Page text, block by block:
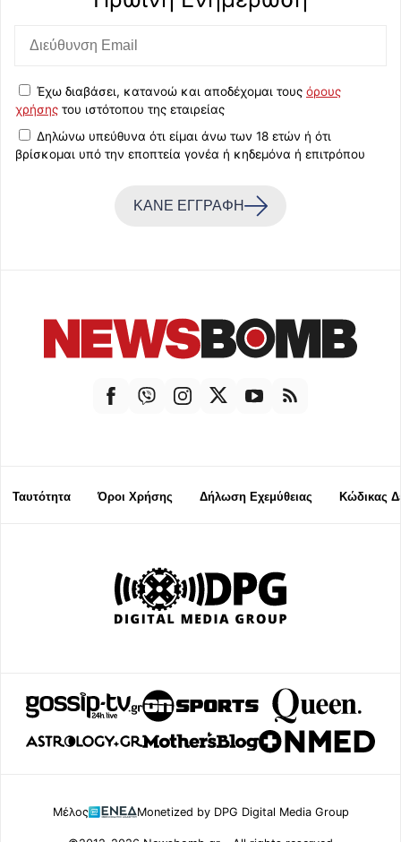
Έχω διαβάσει, κατανοώ και αποδέχομαι τους όρους
χρήσης του ιστότοπου της εταιρείας
Δηλώνω υπεύθυνα ότι είμαι άνω των 18 ετών ή ότι
βρίσκομαι υπό την εποπτεία γονέα ή κηδεμόνα ή επιτρόπου
ΚΑΝΕ ΕΓΓΡΑΦΗ
Ταυτότητα Όροι Χρήσης Δήλωση Εχεμύθειας Κώδικας
Μέλος Monetized by DPG Digital Media Group